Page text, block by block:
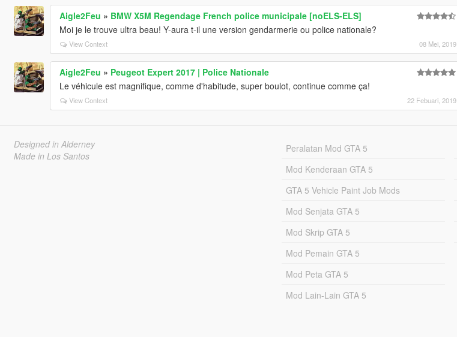
Aigle2Feu » BMW X5M Regendage French police municipale [noELS-ELS]
Moi je le trouve ultra beau! Y-aura t-il une version gendarmerie ou police nationale?
View Context 08 Mei, 2019
Aigle2Feu » Peugeot Expert 2017 | Police Nationale
Le véhicule est magnifique, comme d'habitude, super boulot, continue comme ça!
View Context 22 Febuari, 2019
Designed in Alderney
Made in Los Santos
Peralatan Mod GTA 5
Mod Kenderaan GTA 5
GTA 5 Vehicle Paint Job Mods
Mod Senjata GTA 5
Mod Skrip GTA 5
Mod Pemain GTA 5
Mod Peta GTA 5
Mod Lain-Lain GTA 5